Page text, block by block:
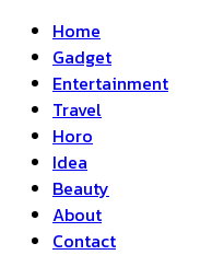
Home
Gadget
Entertainment
Travel
Horo
Idea
Beauty
About
Contact